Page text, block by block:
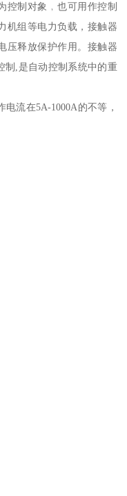
控制对象﹐也可用作控制
机组等电力负载，接触器
压释放保护作用。接触器
制,是自动控制系统中的重
流在5A-1000A的不等，